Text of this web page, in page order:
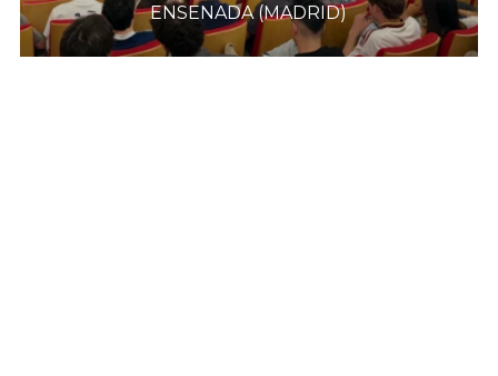
ENSENADA (MADRID)